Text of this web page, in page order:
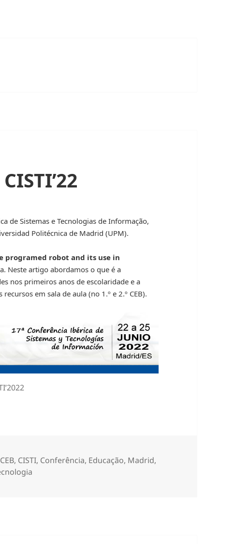
de Sistemas e Tecnologias de Informação,
Politécnica de Madrid (UPM).
programed robot and its use in
Neste artigo abordamos o que é a
nos primeiros anos de escolaridade e a
em sala de aula (no 1.º e 2.º CEB).
, CISTI, Conferência, Educação, Madrid,